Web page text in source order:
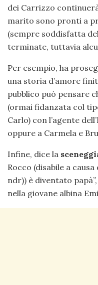
dei Carrizzo
marito sono pronti a
(sempre soddisfatta
terminate, tuttavia
Per esempio, ha
una storia d’amore
pubblico può pensare
(ormai fidanzata col
Carlo) con l’agente
oppure a Carmela e
Infine, dice la
Rocco (disabile a
ndr)) è diventato
nella giovane albina